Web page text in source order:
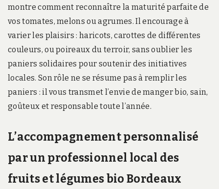
montre comment reconnaître la maturité parfaite de
vos tomates, melons ou agrumes. Il encourage à
varier les plaisirs : haricots, carottes de différentes
couleurs, ou poireaux du terroir, sans oublier les
paniers solidaires pour soutenir des initiatives
locales. Son rôle ne se résume pas à remplir les
paniers : il vous transmet l’envie de manger bio, sain,
goûteux et responsable toute l’année.
L’accompagnement personnalisé
par un professionnel local des
fruits et légumes bio Bordeaux